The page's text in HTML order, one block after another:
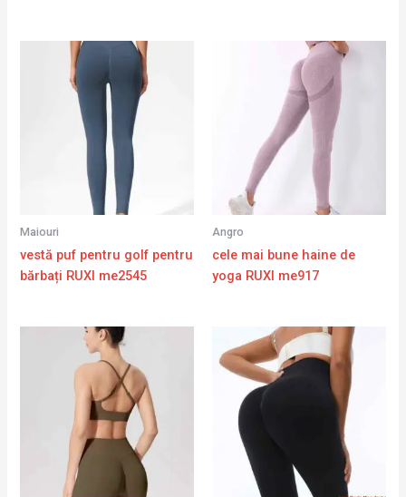
Maiouri
vestă puf pentru golf pentru
bărbați RUXI me2545
Angro
cele mai bune haine de
yoga RUXI me917